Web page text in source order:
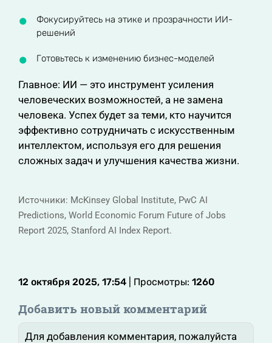
Фокусируйтесь на этике и прозрачности ИИ-
решений
Готовьтесь к изменению бизнес-моделей
Главное: ИИ — это инструмент усиления
человеческих возможностей, а не замена
человека. Успех будет за теми, кто научится
эффективно сотрудничать с искусственным
интеллектом, используя его для решения
сложных задач и улучшения качества жизни.
Источники: McKinsey Global Institute, PwC AI
Predictions, World Economic Forum Future of Jobs
Report 2025, Stanford AI Index Report.
12 октября 2025, 17:54 | Просмотры: 1260
Добавить новый комментарий
Для добавления комментария, пожалуйста